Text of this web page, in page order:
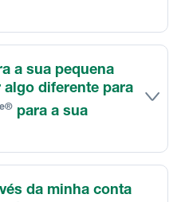
a sua pequena
algo diferente para
para a sua
da minha conta